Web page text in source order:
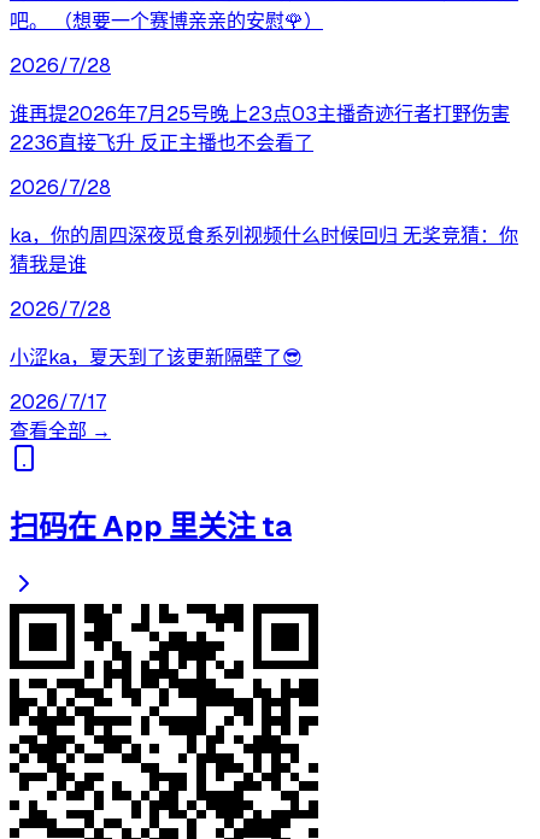
吧。 （想要一个赛博亲亲的安慰🌹）
2026/7/28
谁再提2026年7月25号晚上23点03主播奇迹行者打野伤害
2236直接飞升 反正主播也不会看了
2026/7/28
ka，你的周四深夜觅食系列视频什么时候回归 无奖竞猜：你
猜我是谁
2026/7/28
小涩ka，夏天到了该更新隔壁了😎
2026/7/17
查看全部 →
扫码在 App 里关注 ta